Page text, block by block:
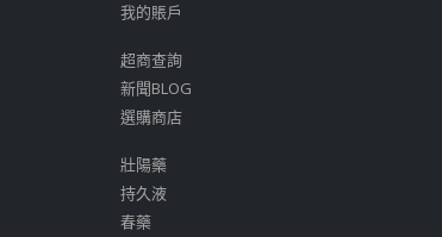
我的賬戶
超商查詢
新聞BLOG
選購商店
壯陽藥
持久液
春藥